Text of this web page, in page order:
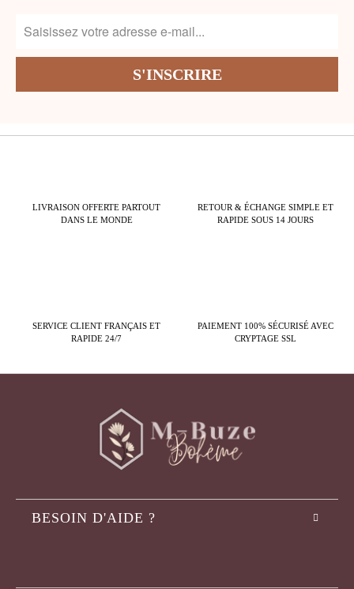
LIVRAISON OFFERTE PARTOUT
DANS LE MONDE
RETOUR & ÉCHANGE SIMPLE ET
RAPIDE SOUS 14 JOURS
SERVICE CLIENT FRANÇAIS ET
RAPIDE 24/7
PAIEMENT 100% SÉCURISÉ AVEC
CRYPTAGE SSL
BESOIN D'AIDE ?